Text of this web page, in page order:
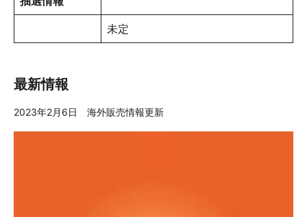
未定
最新情報
2023年2月6日 海外販売情報更新